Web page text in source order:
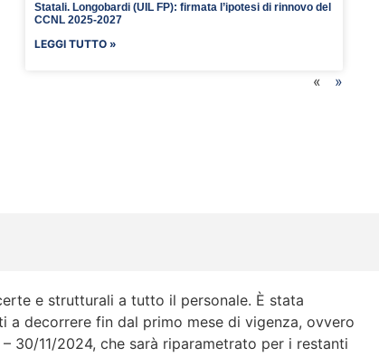
Statali. Longobardi (UIL FP): firmata l’ipotesi di rinnovo del
CCNL 2025-2027
LEGGI TUTTO »
« »
e strutturali a tutto il personale. È stata
a decorrere fin dal primo mese di vigenza, ovvero
30/11/2024, che sarà riparametrato per i restanti